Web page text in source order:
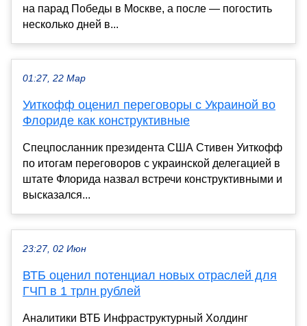
на парад Победы в Москве, а после — погостить
несколько дней в...
01:27, 22 Мар
Уиткофф оценил переговоры с Украиной во
Флориде как конструктивные
Спецпосланник президента США Стивен Уиткофф
по итогам переговоров с украинской делегацией в
штате Флорида назвал встречи конструктивными и
высказался...
23:27, 02 Июн
ВТБ оценил потенциал новых отраслей для
ГЧП в 1 трлн рублей
Аналитики ВТБ Инфраструктурный Холдинг